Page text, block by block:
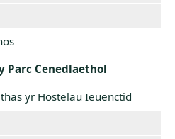
Parc Cenedlaethol
yr Hostelau Ieuenctid